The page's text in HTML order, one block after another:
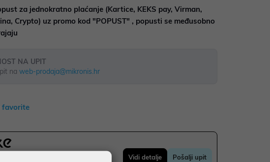
za jednokratno plaćanje (Kartice, KEKS pay, Virman,
Crypto) uz promo kod "POPUST" , popusti se međusobno
NA UPIT
na web-prodaja@mikronis.hr
favorite
Vidi detalje Pošalji upit